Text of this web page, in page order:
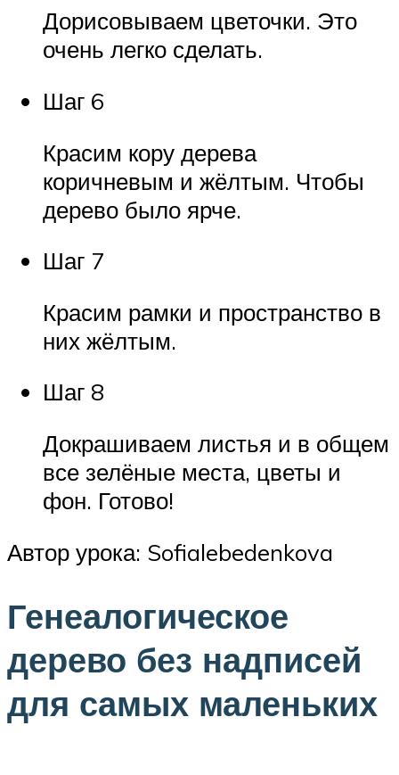
Дорисовываем цветочки. Это
очень легко сделать.
Шаг 6
Красим кору дерева
коричневым и жёлтым. Чтобы
дерево было ярче.
Шаг 7
Красим рамки и пространство в
них жёлтым.
Шаг 8
Докрашиваем листья и в общем
все зелёные места, цветы и
фон. Готово!
Автор урока: Sofialebedenkova
Генеалогическое
дерево без надписей
для самых маленьких